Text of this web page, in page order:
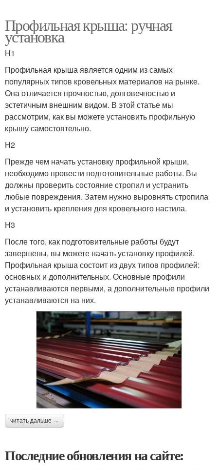
Профильная крыша: ручная
установка
H1
Профильная крыша является одним из самых
популярных типов кровельных материалов на рынке.
Она отличается прочностью, долговечностью и
эстетичным внешним видом. В этой статье мы
рассмотрим, как вы можете установить профильную
крышу самостоятельно.
H2
Прежде чем начать установку профильной крыши,
необходимо провести подготовительные работы. Вы
должны проверить состояние стропил и устранить
любые повреждения. Затем нужно выровнять стропила
и установить крепления для кровельного настила.
H3
После того, как подготовительные работы будут
завершены, вы можете начать установку профилей.
Профильная крыша состоит из двух типов профилей:
основных и дополнительных. Основные профили
устанавливаются первыми, а дополнительные профили
устанавливаются на них.
читать дальше →
Последние обновления на сайте: